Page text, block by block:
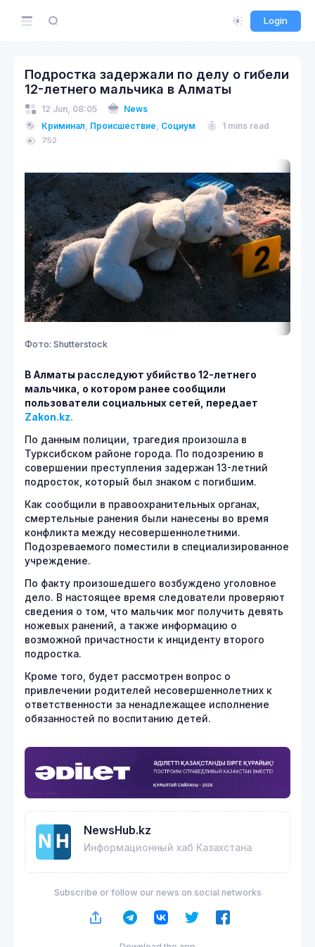
Login
Подростка задержали по делу о гибели
12-летнего мальчика в Алматы
12 Jun, 08:05
News
Криминал, Происшествие, Социум 1 mins read
752
Фото: Shutterstock
В Алматы расследуют убийство 12-летнего
мальчика, о котором ранее сообщили
пользователи социальных сетей, передает
Zakon.kz.
По данным полиции, трагедия произошла в
Турксибском районе города. По подозрению в
совершении преступления задержан 13-летний
подросток, который был знаком с погибшим.
Как сообщили в правоохранительных органах,
смертельные ранения были нанесены во время
конфликта между несовершеннолетними.
Подозреваемого поместили в специализированное
учреждение.
По факту произошедшего возбуждено уголовное
дело. В настоящее время следователи проверяют
сведения о том, что мальчик мог получить девять
ножевых ранений, а также информацию о
возможной причастности к инциденту второго
подростка.
Кроме того, будет рассмотрен вопрос о
привлечении родителей несовершеннолетних к
ответственности за ненадлежащее исполнение
обязанностей по воспитанию детей.
NewsHub.kz
Информационный хаб Казахстана
Subscribe or follow our news on social networks